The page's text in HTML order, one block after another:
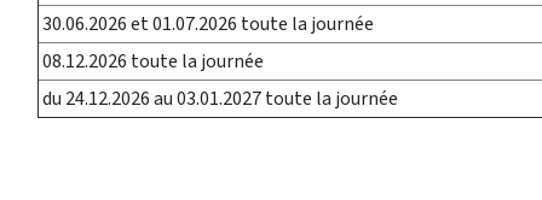
30.06.2026 et 01.07.2026 toute la journée
08.12.2026 toute la journée
du 24.12.2026 au 03.01.2027 toute la journée